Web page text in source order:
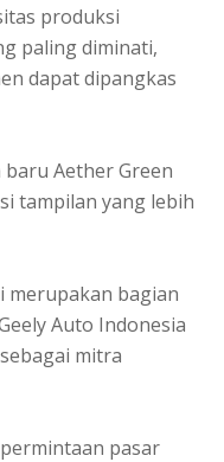
produksi
paling diminati,
dapat dipangkas
Aether Green
tampilan yang lebih
merupakan bagian
Auto Indonesia
mitra
pasar